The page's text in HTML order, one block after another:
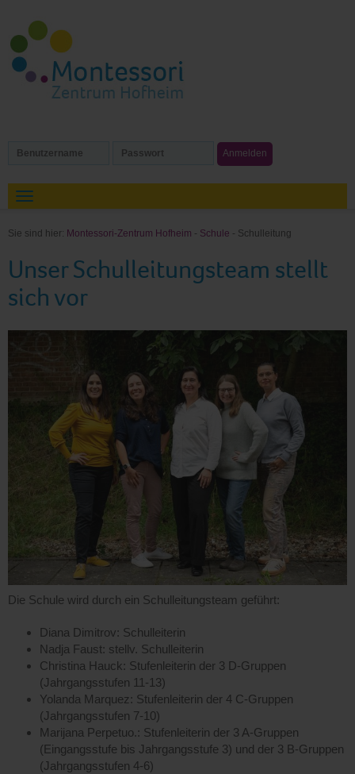
Sie sind hier: Montessori-Zentrum Hofheim - Schule - Schulleitung
Unser Schulleitungsteam stellt
sich vor
Die Schule wird durch ein Schulleitungsteam geführt:
Diana Dimitrov: Schulleiterin
Nadja Faust: stellv. Schulleiterin
Christina Hauck: Stufenleiterin der 3 D-Gruppen
(Jahrgangsstufen 11-13)
Yolanda Marquez: Stufenleiterin der 4 C-Gruppen
(Jahrgangsstufen 7-10)
Marijana Perpetuo.: Stufenleiterin der 3 A-Gruppen
(Eingangsstufe bis Jahrgangsstufe 3) und der 3 B-Gruppen
(Jahrgangsstufen 4-6)